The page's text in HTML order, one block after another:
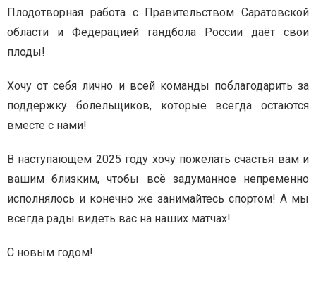
Плодотворная работа с Правительством Саратовской
области и Федерацией гандбола России даёт свои
плоды!
Хочу от себя лично и всей команды поблагодарить за
поддержку болельщиков, которые всегда остаются
вместе с нами!
В наступающем 2025 году хочу пожелать счастья вам и
вашим близким, чтобы всё задуманное непременно
исполнялось и конечно же занимайтесь спортом! А мы
всегда рады видеть вас на наших матчах!
С новым годом!